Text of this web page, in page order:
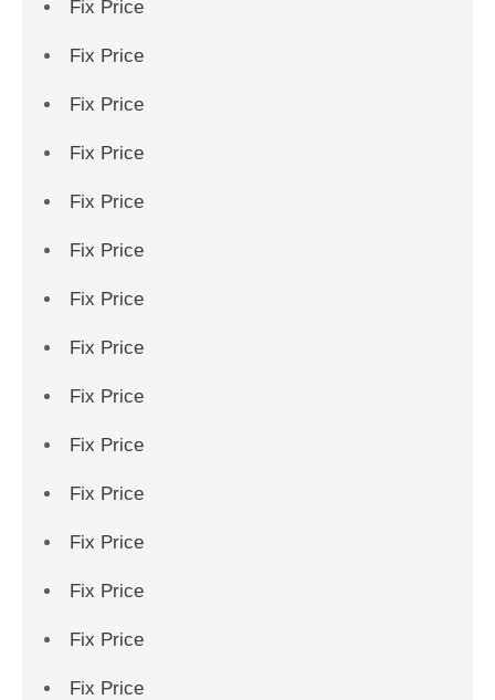
Fix Price
Fix Price
Fix Price
Fix Price
Fix Price
Fix Price
Fix Price
Fix Price
Fix Price
Fix Price
Fix Price
Fix Price
Fix Price
Fix Price
Fix Price